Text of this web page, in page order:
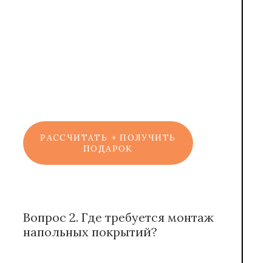
РАССЧИТАТЬ + ПОЛУЧИТЬ
ПОДАРОК
Вопрос 2. Где требуется монтаж
напольных покрытий?